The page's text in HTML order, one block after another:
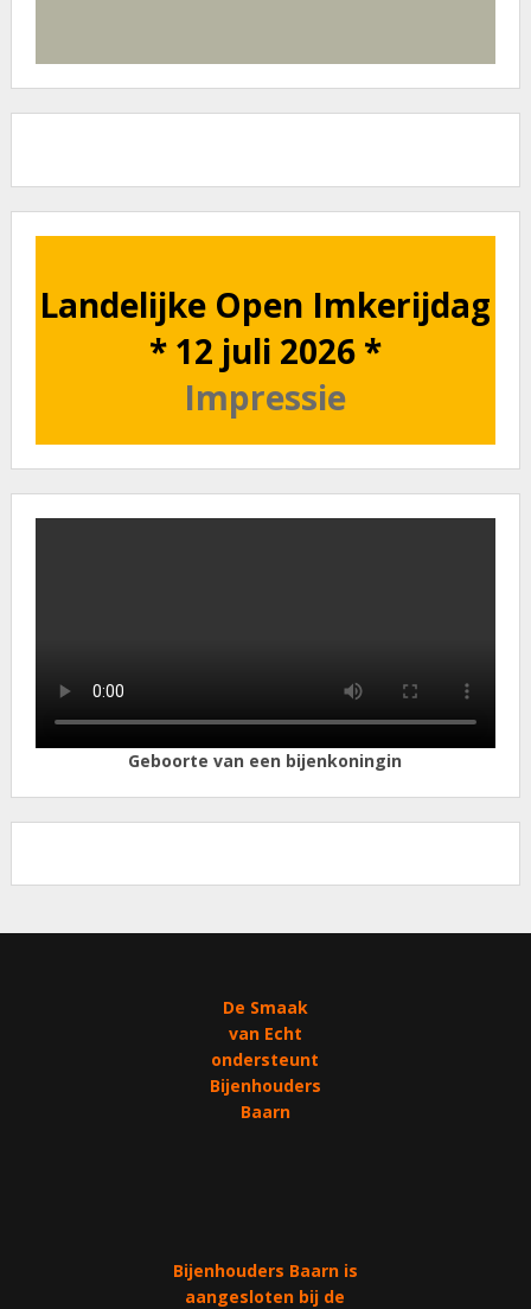
Landelijke Open Imkerijdag
* 12 juli 2026 *
Impressie
Geboorte van een bijenkoningin
De Smaak
van Echt
ondersteunt
Bijenhouders
Baarn
Bijenhouders Baarn is
aangesloten bij de